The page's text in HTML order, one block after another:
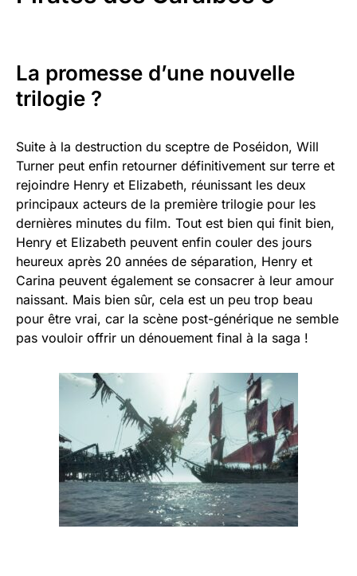
La promesse d’une nouvelle
trilogie ?
Suite à la destruction du sceptre de Poséidon, Will
Turner peut enfin retourner définitivement sur terre et
rejoindre Henry et Elizabeth, réunissant les deux
principaux acteurs de la première trilogie pour les
dernières minutes du film. Tout est bien qui finit bien,
Henry et Elizabeth peuvent enfin couler des jours
heureux après 20 années de séparation, Henry et
Carina peuvent également se consacrer à leur amour
naissant. Mais bien sûr, cela est un peu trop beau
pour être vrai, car la scène post-générique ne semble
pas vouloir offrir un dénouement final à la saga !